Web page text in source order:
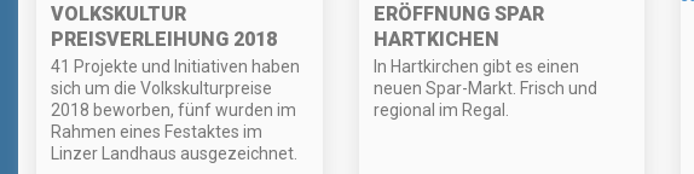
VOLKSKULTUR
PREISVERLEIHUNG 2018
41 Projekte und Initiativen haben
sich um die Volkskulturpreise
2018 beworben, fünf wurden im
Rahmen eines Festaktes im
Linzer Landhaus ausgezeichnet.
ERÖFFNUNG SPAR
HARTKICHEN
In Hartkirchen gibt es einen
neuen Spar-Markt. Frisch und
regional im Regal.